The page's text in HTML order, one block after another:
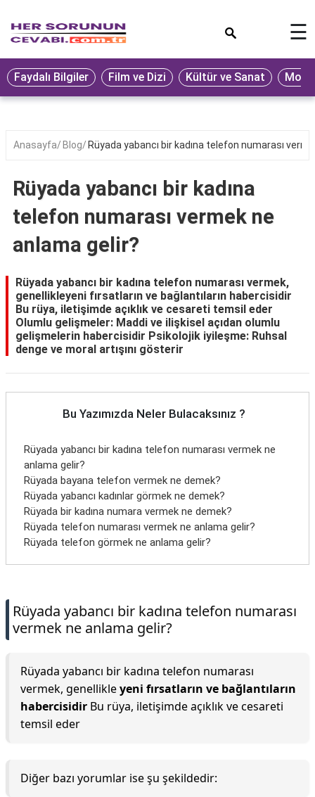
Eğitim
Ekonomi
Seyahat
Oyun
Yaşam
Hukuk
Blog
☰
Faydalı Bilgiler Film ve Dizi Kültür ve Sanat
Anasayfa Blog Rüyada yabancı bir kadına telefon numarası
Rüyada yabancı bir kadına
telefon numarası vermek ne
anlama gelir?
Rüyada yabancı bir kadına telefon numarası vermek,
genellikleyeni fırsatların ve bağlantıların habercisidir
Bu rüya, iletişimde açıklık ve cesareti temsil eder
Olumlu gelişmeler: Maddi ve ilişkisel açıdan olumlu
gelişmelerin habercisidir Psikolojik iyileşme: Ruhsal
denge ve moral artışını gösterir
Bu Yazımızda Neler Bulacaksınız ?
Rüyada yabancı bir kadına telefon numarası vermek ne
anlama gelir?
Rüyada bayana telefon vermek ne demek?
Rüyada yabancı kadınlar görmek ne demek?
Rüyada bir kadına numara vermek ne demek?
Rüyada telefon numarası vermek ne anlama gelir?
Rüyada telefon görmek ne anlama gelir?
Rüyada yabancı bir kadına telefon numarası
vermek ne anlama gelir?
Rüyada yabancı bir kadına telefon numarası
vermek, genellikleyeni fırsatların ve bağlantıların
habercisidir Bu rüya, iletişimde açıklık ve cesareti
temsil eder
Diğer bazı yorumlar ise şu şekildedir: